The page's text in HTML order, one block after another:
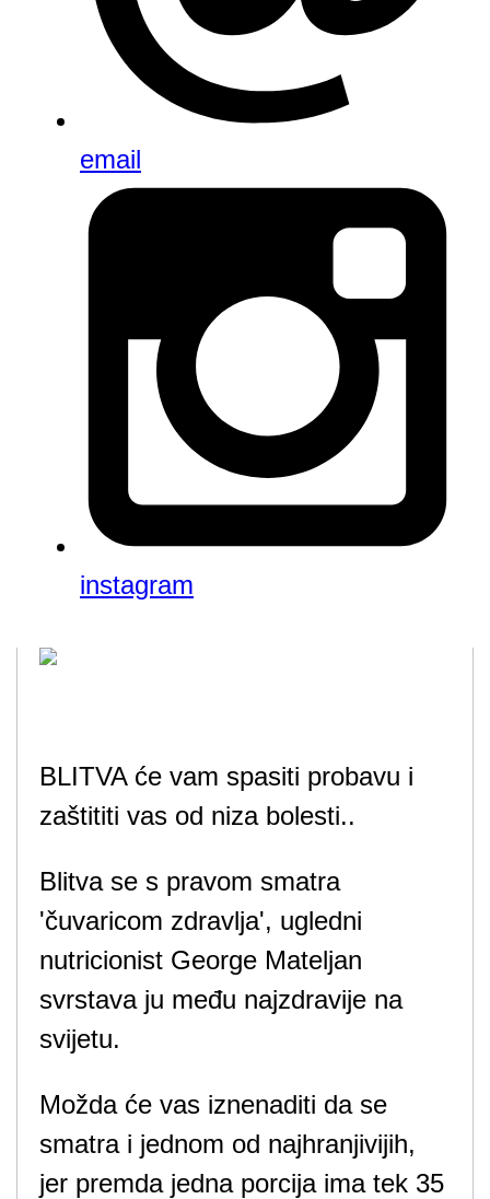
email
instagram
BLITVA će vam spasiti probavu i
zaštititi vas od niza bolesti..
Blitva se s pravom smatra
'čuvaricom zdravlja', ugledni
nutricionist George Mateljan
svrstava ju među najzdravije na
svijetu.
Možda će vas iznenaditi da se
smatra i jednom od najhranjivijih,
jer premda jedna porcija ima tek 35